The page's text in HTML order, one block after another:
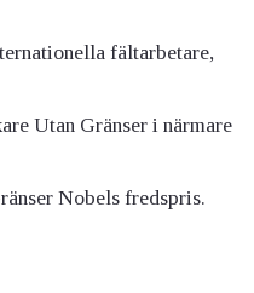
fältarbetare,
Utan Gränser i närmare
Nobels fredspris.